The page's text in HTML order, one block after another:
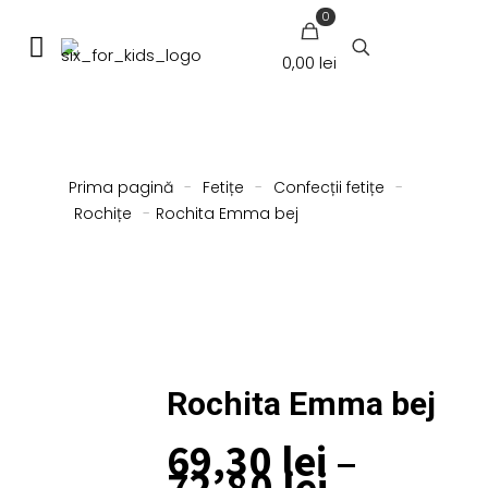
0
0,00 lei
Prima pagină - Fetițe - Confecții fetițe -
Rochițe - Rochita Emma bej
Rochita Emma bej
69,30 lei –